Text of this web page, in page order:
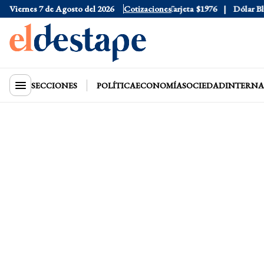
Viernes 7 de Agosto del 2026 Cotizaciones
Dólar Oficial $1520 Dólar Tarjeta $1976 Dólar Blue
SECCIONES POLÍTICAECONOMÍASOCIEDAD